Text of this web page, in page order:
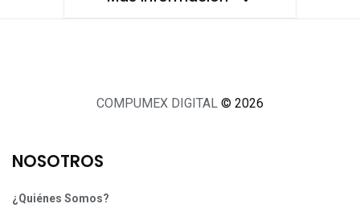
COMPUMEX DIGITAL © 2026
NOSOTROS
¿Quiénes Somos?